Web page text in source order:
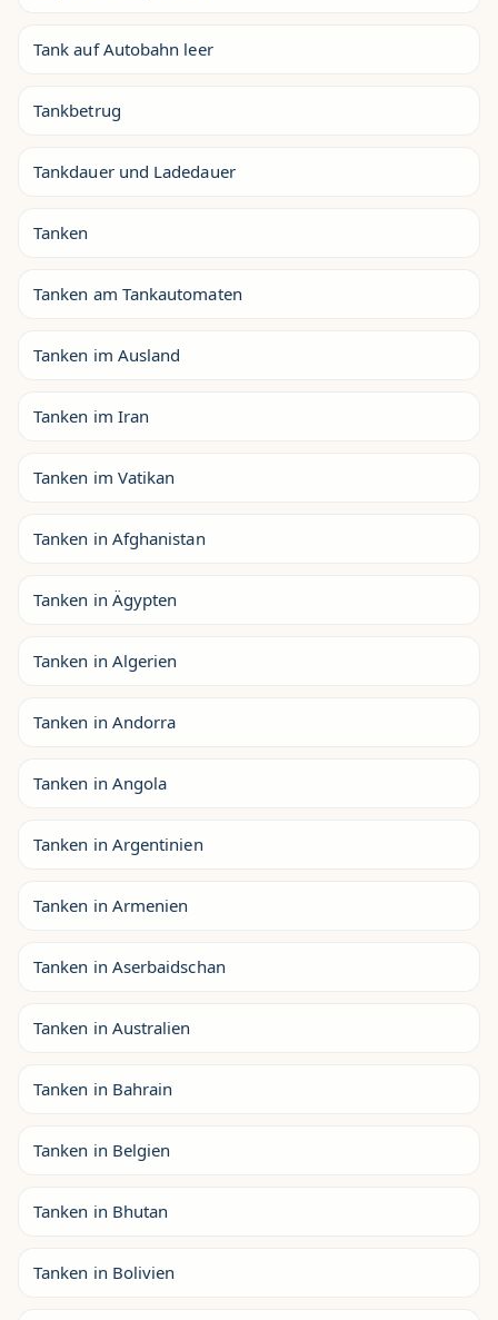
Tank auf Autobahn leer
Tankbetrug
Tankdauer und Ladedauer
Tanken
Tanken am Tankautomaten
Tanken im Ausland
Tanken im Iran
Tanken im Vatikan
Tanken in Afghanistan
Tanken in Ägypten
Tanken in Algerien
Tanken in Andorra
Tanken in Angola
Tanken in Argentinien
Tanken in Armenien
Tanken in Aserbaidschan
Tanken in Australien
Tanken in Bahrain
Tanken in Belgien
Tanken in Bhutan
Tanken in Bolivien